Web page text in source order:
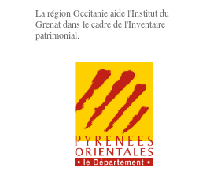
La région Occitanie aide l'Institut du
Grenat dans le cadre de l'Inventaire
patrimonial.